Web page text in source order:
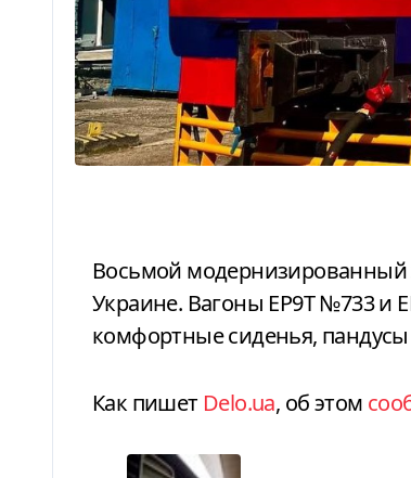
Восьмой модернизированный электропоезд в этом году уже курсирует по
Украине. Вагоны ЕР9Т №733 и
комфортные сиденья, пандусы
Как пишет Delo.ua, об этом